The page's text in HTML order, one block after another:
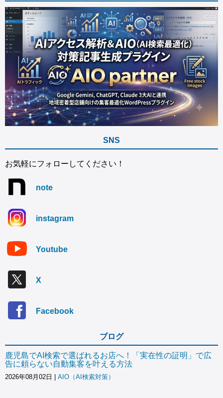
SNS
お気軽にフォローしてください！
note
instagram
Youtube
X
Facebook
ブログ
鹿児島でAI検索で選ばれるお店へ！「実在性の証明」で広
告に頼らない自動集客を叶える方法
2026年08月02日 AIO（AI検索対策）